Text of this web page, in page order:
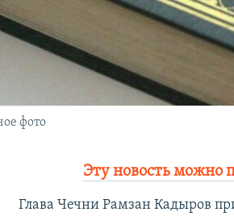
фото
Эту новость можно
Глава Чечни Рамзан Кадыров